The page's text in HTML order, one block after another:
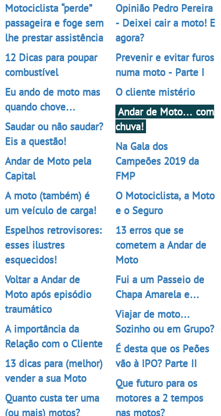
Motociclista “perde”
passageira e foge sem
lhe prestar assistência
12 Dicas para poupar
combustível
Eu ando de moto mas
quando chove…
Saudar ou não saudar?
Eis a questão!
Andar de Moto pela
Capital
A moto (também) é
um veículo de carga!
Espelhos retrovisores:
esses ilustres
esquecidos!
Voltar a Andar de
Moto após episódio
traumático
A importância da
Relação com o Cliente
13 dicas para (melhor)
vender a sua Moto
Quanto custa ter uma
(ou mais) motos?
Opinião Pedro Pereira
- Deixei cair a moto! E
agora?
Prevenir e evitar furos
numa moto - Parte I
O cliente mistério
Andar de Moto… com
chuva!
Na Gala dos
Campeões 2019 da
FMP
O Motociclista, a Moto
e o Seguro
13 erros que se
cometem a Andar de
Moto
Fui a um Passeio de
Chapa Amarela e…
Viajar de moto…
Sozinho ou em Grupo?
É desta que os Peões
vão à IPO? Parte II
Que futuro para os
motores a 2 tempos
nas motos?